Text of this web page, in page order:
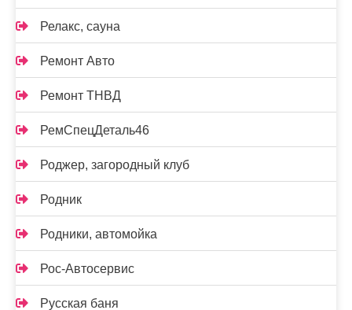
Релакс, сауна
Ремонт Авто
Ремонт ТНВД
РемСпецДеталь46
Роджер, загородный клуб
Родник
Родники, автомойка
Рос-Автосервис
Русская баня